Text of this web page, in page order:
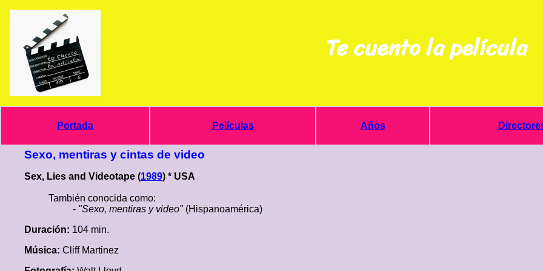
Te cuento la película
Portada Películas Años
Sexo, mentiras y cintas de video
Sex, Lies and Videotape (1989) * USA
También conocida como:
- "Sexo, mentiras y video"(Hispanoamérica)
Duración: 104 min.
Música: Cliff Martinez